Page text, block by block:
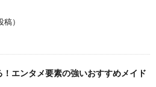
）
！エンタメ要素の強いおすすめメイド